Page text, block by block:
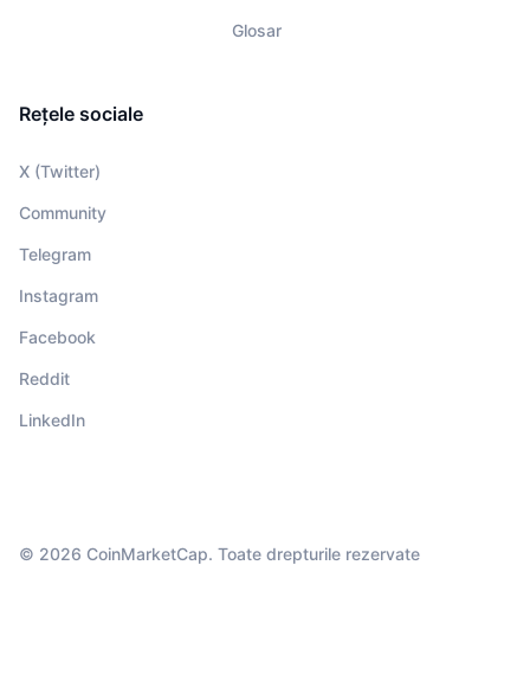
Glosar
Rețele sociale
X (Twitter)
Community
Telegram
Instagram
Facebook
Reddit
LinkedIn
© 2026 CoinMarketCap. Toate drepturile rezervate